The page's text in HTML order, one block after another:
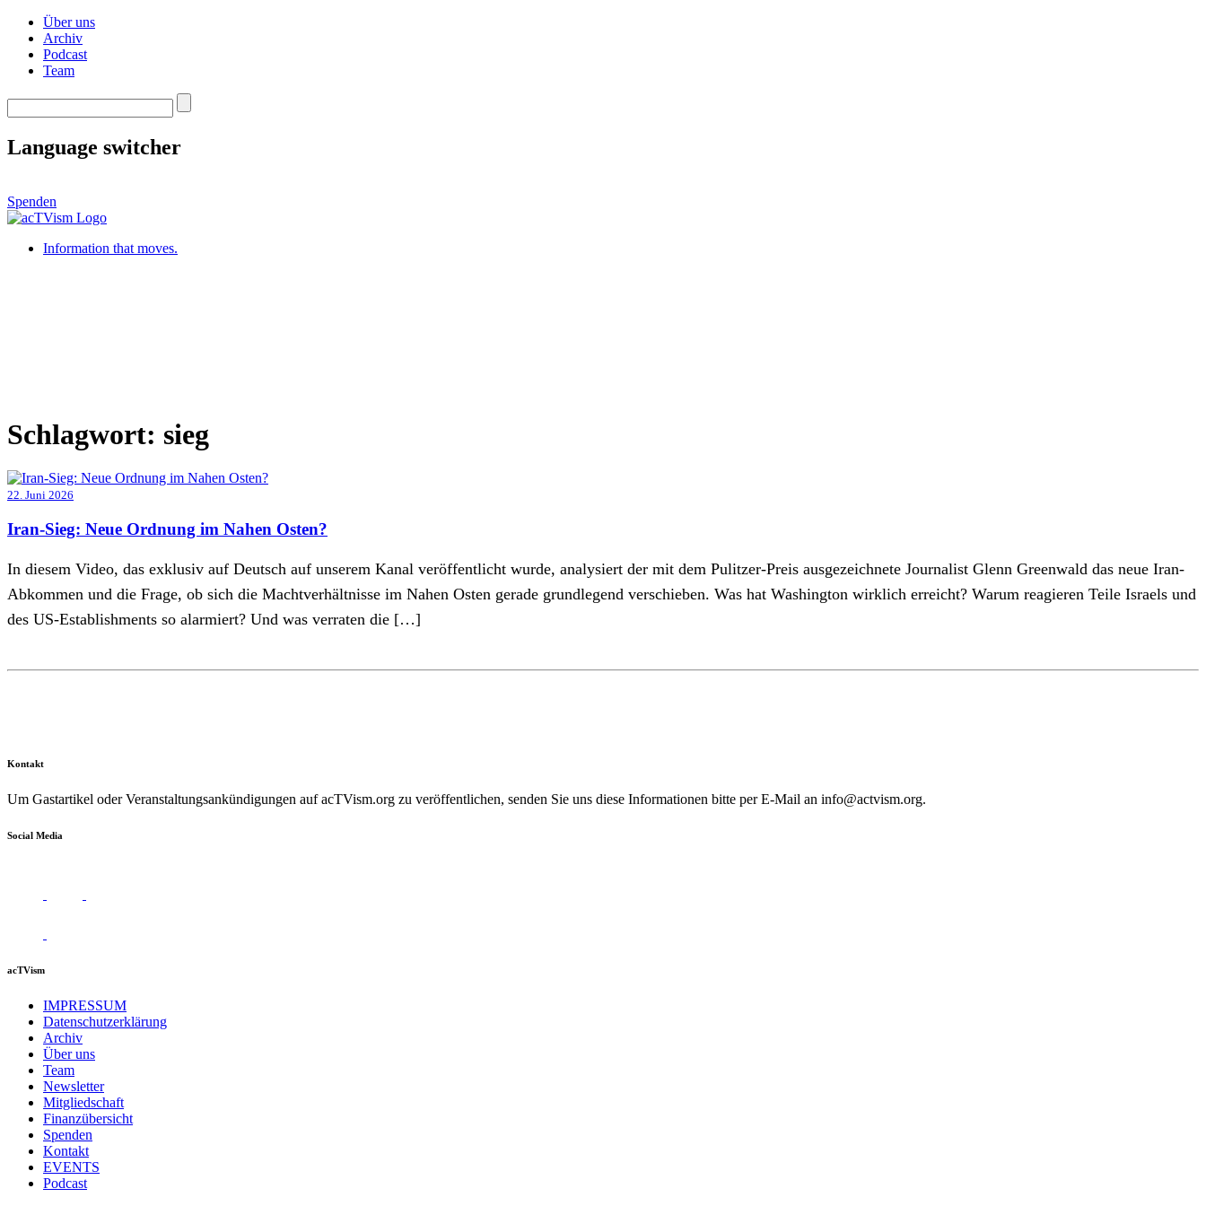
Über uns
Archiv
Podcast
Team
Language switcher
Spenden
Information that moves.
Schlagwort: sieg
22. Juni 2026
Iran-Sieg: Neue Ordnung im Nahen Osten?
In diesem Video, das exklusiv auf Deutsch auf unserem Kanal veröffentlicht wurde, analysiert der mit dem Pulitzer-Preis ausgezeichnete Journalist Glenn Greenwald das neue Iran-
Abkommen und die Frage, ob sich die Machtverhältnisse im Nahen Osten gerade grundlegend verschieben. Was hat Washington wirklich erreicht? Warum reagieren Teile Israels und
des US-Establishments so alarmiert? Und was verraten die […]
Kontakt
Um Gastartikel oder Veranstaltungsankündigungen auf acTVism.org zu veröffentlichen, senden Sie uns diese Informationen bitte per E-Mail an info@actvism.org.
Social Media
acTVism
IMPRESSUM
Datenschutzerklärung
Archiv
Über uns
Team
Newsletter
Mitgliedschaft
Finanzübersicht
Spenden
Kontakt
EVENTS
Podcast